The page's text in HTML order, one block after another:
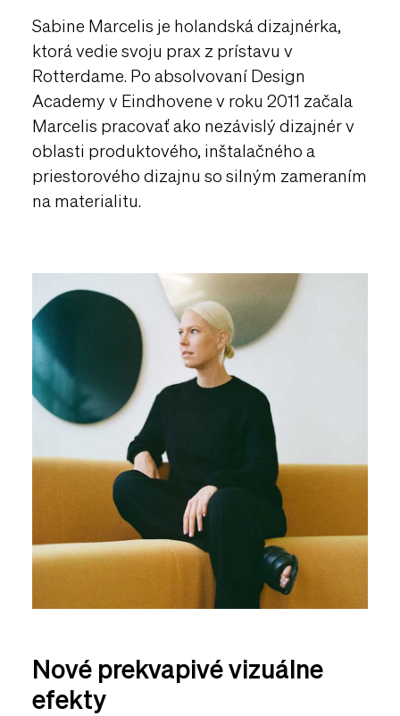
Sabine Marcelis je holandská dizajnérka,
ktorá vedie svoju prax z prístavu v
Rotterdame. Po absolvovaní Design
Academy v Eindhovene v roku 2011 začala
Marcelis pracovať ako nezávislý dizajnér v
oblasti produktového, inštalačného a
priestorového dizajnu so silným zameraním
na materialitu.
Nové prekvapivé vizuálne
efekty